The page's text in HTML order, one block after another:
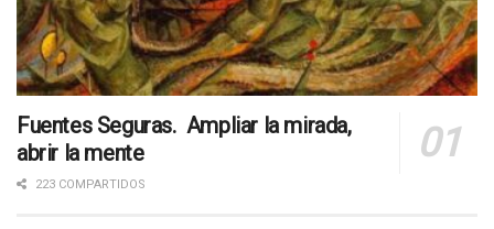
Fuentes Seguras. Ampliar la mirada,
abrir la mente
223 COMPARTIDOS